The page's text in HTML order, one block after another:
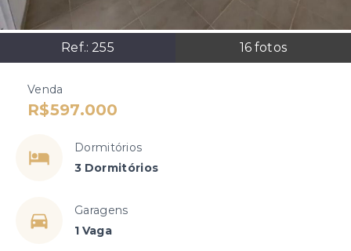
Ref.: 255 16 fotos
Venda
R$597.000
Dormitórios
3 Dormitórios
Garagens
1 Vaga